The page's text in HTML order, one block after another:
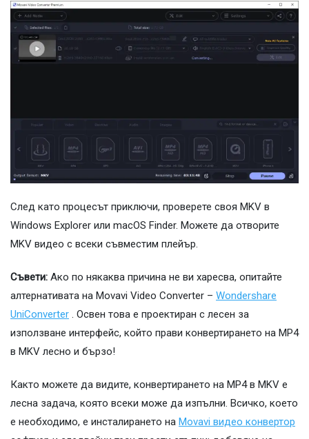
След като процесът приключи, проверете своя MKV в
Windows Explorer или macOS Finder. Можете да отворите
MKV видео с всеки съвместим плейър.
Съвети: Ако по някаква причина не ви харесва, опитайте
алтернативата на Movavi Video Converter – Wondershare
UniConverter . Освен това е проектиран с лесен за
използване интерфейс, който прави конвертирането на MP4
в MKV лесно и бързо!
Както можете да видите, конвертирането на MP4 в MKV е
лесна задача, която всеки може да изпълни. Всичко, което
е необходимо, е инсталирането на Movavi видео конвертор